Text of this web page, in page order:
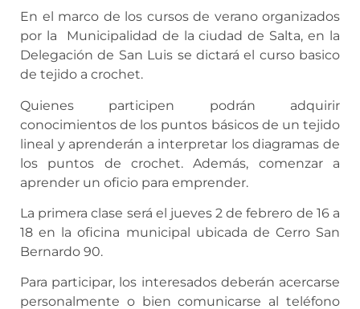
En el marco de los cursos de verano organizados
por la Municipalidad de la ciudad de Salta, en la
Delegación de San Luis se dictará el curso basico
de tejido a crochet.
Quienes participen podrán adquirir
conocimientos de los puntos básicos de un tejido
lineal y aprenderán a interpretar los diagramas de
los puntos de crochet. Además, comenzar a
aprender un oficio para emprender.
La primera clase será el jueves 2 de febrero de 16 a
18 en la oficina municipal ubicada de Cerro San
Bernardo 90.
Para participar, los interesados deberán acercarse
personalmente o bien comunicarse al teléfono